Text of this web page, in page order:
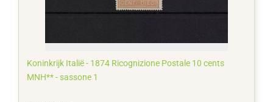
Koninkrijk Italië - 1874 Ricognizione Postale 10 cents
MNH** - sassone 1